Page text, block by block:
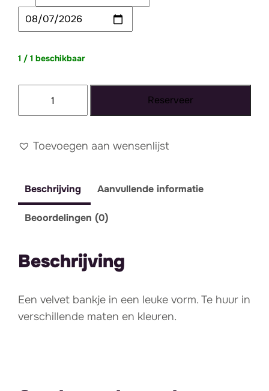
1 / 1 beschikbaar
mosterd
aantal
Reserveer
Toevoegen aan wensenlijst
Beschrijving Aanvullende informatie
Beoordelingen (0)
Beschrijving
Een velvet bankje in een leuke vorm. Te huur in
verschillende maten en kleuren.